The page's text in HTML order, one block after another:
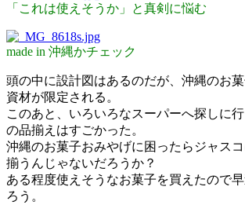
「これは使えそうか」と真剣に悩む
made in 沖縄かチェック
頭の中に設計図はあるのだが、沖縄のお
資材が限定される。
このあと、いろいろなスーパーへ探しに
の品揃えはすごかった。
沖縄のお菓子おみやげに困ったらジャス
揃うんじゃないだろうか？
ある程度使えそうなお菓子を買えたので
ろう。